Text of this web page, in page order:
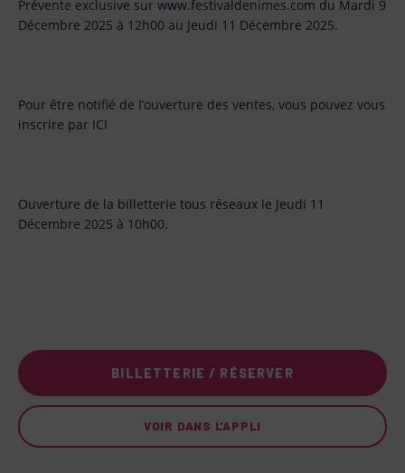
Prévente exclusive sur www.festivaldenimes.com du Mardi 9
Décembre 2025 à 12h00 au Jeudi 11 Décembre 2025.
Pour être notifié de l’ouverture des ventes, vous pouvez vous
inscrire par ICI
Ouverture de la billetterie tous réseaux le Jeudi 11
Décembre 2025 à 10h00.
BILLETTERIE / RÉSERVER
VOIR DANS L'APPLI